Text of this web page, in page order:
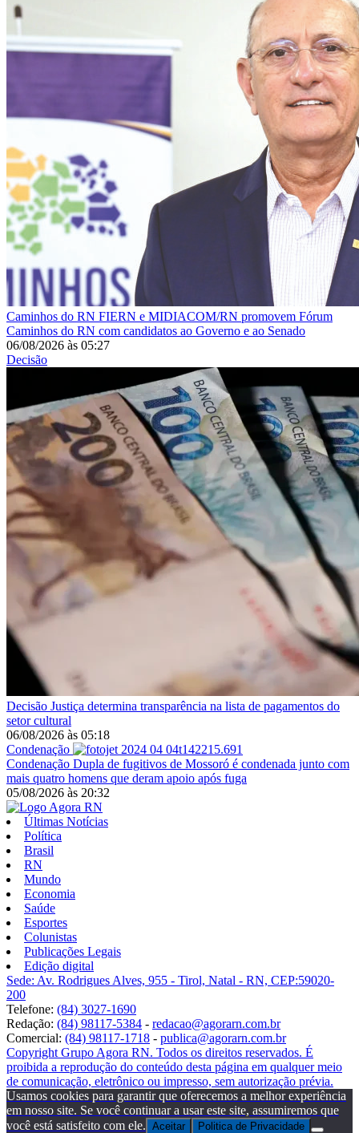
Caminhos do RN FIERN e MIDIACOM/RN promovem Fórum
Caminhos do RN com candidatos ao Governo e ao Senado
06/08/2026 às 05:27
Decisão
Decisão Justiça determina transparência na lista de pagamentos do
setor cultural
06/08/2026 às 05:18
Condenação
Condenação Dupla de fugitivos de Mossoró é condenada junto com
mais quatro homens que deram apoio após fuga
05/08/2026 às 20:32
Últimas Notícias
Política
Brasil
RN
Mundo
Economia
Saúde
Esportes
Colunistas
Publicações Legais
Edição digital
Sede: Av. Rodrigues Alves, 955 - Tirol, Natal - RN, CEP:59020-
200
Telefone: (84) 3027-1690
Redação: (84) 98117-5384 - redacao@agorarn.com.br
Comercial: (84) 98117-1718 - publica@agorarn.com.br
Copyright Grupo Agora RN. Todos os direitos reservados. É
proibida a reprodução do conteúdo desta página em qualquer meio
de comunicação, eletrônico ou impresso, sem autorização prévia.
Usamos cookies para garantir que oferecemos a melhor experiência
em nosso site. Se você continuar a usar este site, assumiremos que
você está satisfeito com ele. Aceitar Politica de Privacidade